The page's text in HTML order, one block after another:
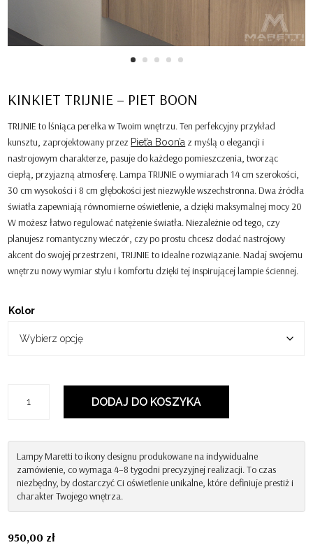
KINKIET TRIJNIE – PIET BOON
TRIJNIE to lśniąca perełka w Twoim wnętrzu. Ten perfekcyjny przykład
kunsztu, zaprojektowany przez Piet’a Boon’a z myślą o elegancji i
nastrojowym charakterze, pasuje do każdego pomieszczenia, tworząc
ciepłą, przyjazną atmosferę. Lampa TRIJNIE o wymiarach 14 cm szerokości,
30 cm wysokości i 8 cm głębokości jest niezwykle wszechstronna. Dwa źródła
światła zapewniają równomierne oświetlenie, a dzięki maksymalnej mocy 20
W możesz łatwo regulować natężenie światła. Niezależnie od tego, czy
planujesz romantyczny wieczór, czy po prostu chcesz dodać nastrojowy
akcent do swojej przestrzeni, TRIJNIE to idealne rozwiązanie. Nadaj swojemu
wnętrzu nowy wymiar stylu i komfortu dzięki tej inspirującej lampie ściennej.
Kolor
Kinkiet
-
Piet
Boon
DODAJ DO KOSZYKA
Lampy Maretti to ikony designu produkowane na indywidualne
zamówienie, co wymaga 4–8 tygodni precyzyjnej realizacji. To czas
niezbędny, by dostarczyć Ci oświetlenie unikalne, które definiuje prestiż i
charakter Twojego wnętrza.
950,00 zł